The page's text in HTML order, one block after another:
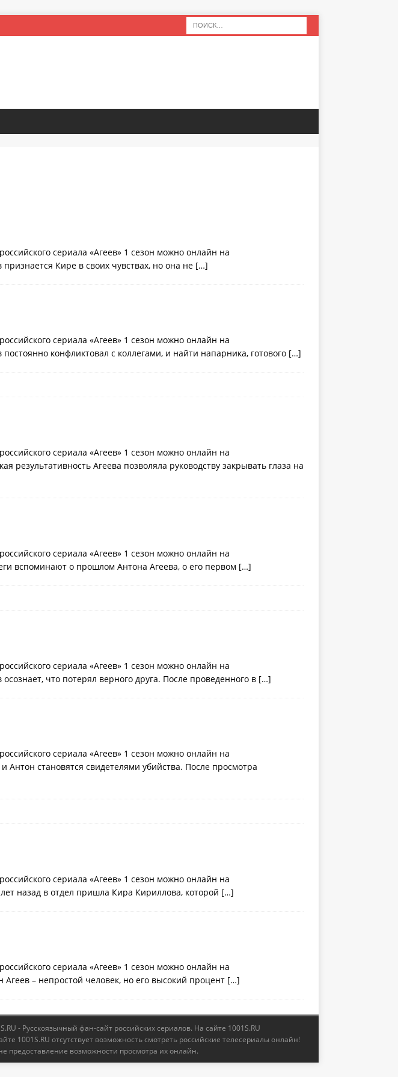
сериала «Агеев» 1 сезон можно онлайн на
Кире в своих чувствах, но она не […]
сериала «Агеев» 1 сезон можно онлайн на
конфликтовал с коллегами, и найти напарника, готового […]
сериала «Агеев» 1 сезон можно онлайн на
Агеева позволяла руководству закрывать глаза на
сериала «Агеев» 1 сезон можно онлайн на
вспоминают о прошлом Антона Агеева, о его первом […]
сериала «Агеев» 1 сезон можно онлайн на
что потерял верного друга. После проведенного в […]
сериала «Агеев» 1 сезон можно онлайн на
становятся свидетелями убийства. После просмотра
сериала «Агеев» 1 сезон можно онлайн на
назад в отдел пришла Кира Кириллова, которой […]
сериала «Агеев» 1 сезон можно онлайн на
– непростой человек, но его высокий процент […]
- Русскоязычный фан-сайт российских сериалов. На сайте 1001S.RU
1001S.RU отсутствует возможность смотреть российские телесериалы онлайн!
предоставление возможности просмотра их онлайн.